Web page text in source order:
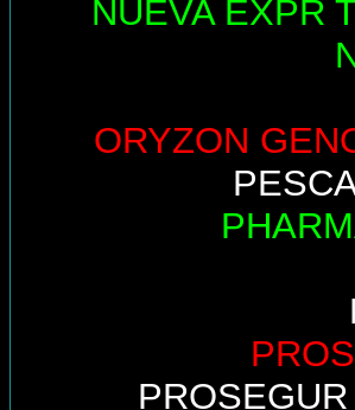
NUEVA EXPR
ORYZON